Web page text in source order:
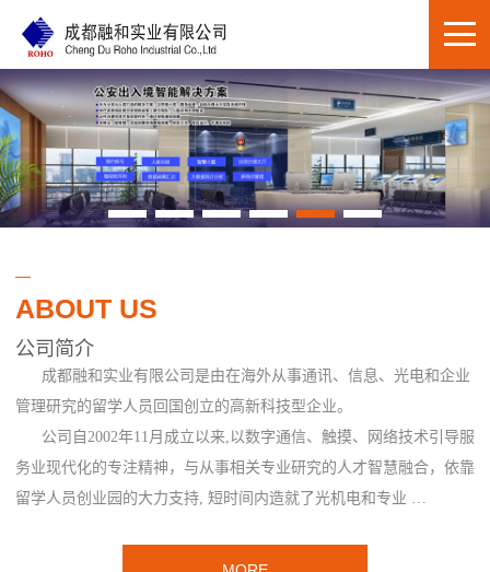
ABOUT US
公司简介
成都融和实业有限公司是由在海外从事通讯、信息、光电和企业
管理研究的留学人员回国创立的高新科技型企业。
公司自2002年11月成立以来,以数字通信、触摸、网络技术引导服
务业现代化的专注精神，与从事相关专业研究的人才智慧融合，依靠
留学人员创业园的大力支持, 短时间内造就了光机电和专业 …